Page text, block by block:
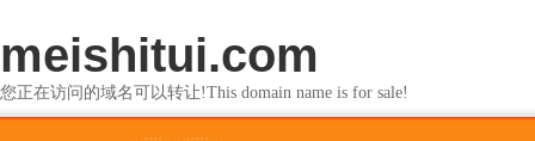
meishitui.com
您正在访问的域名可以转让!This domain name is for sale!